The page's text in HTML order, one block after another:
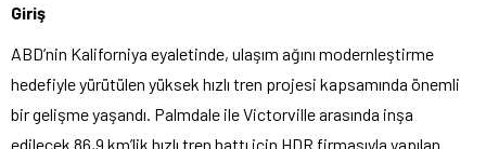
Giriş
ABD’nin Kaliforniya eyaletinde, ulaşım ağını modernleştirme
hedefiyle yürütülen yüksek hızlı tren projesi kapsamında önemli
bir gelişme yaşandı. Palmdale ile Victorville arasında inşa
edilecek 86,9 km’lik hızlı tren hattı için HDR firmasıyla yapılan